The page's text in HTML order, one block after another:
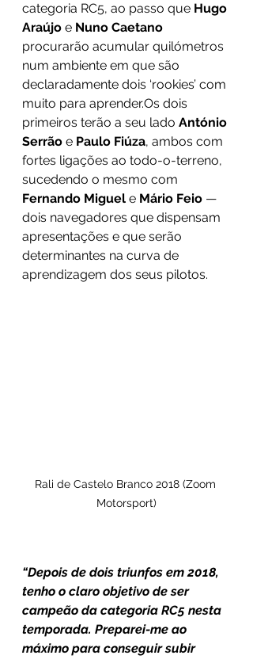
categoria RC5, ao passo que Hugo
Araújo e Nuno Caetano
procurarão acumular quilómetros
num ambiente em que são
declaradamente dois ‘rookies’ com
muito para aprender.Os dois
primeiros terão a seu lado António
Serrão e Paulo Fiúza, ambos com
fortes ligações ao todo-o-terreno,
sucedendo o mesmo com
Fernando Miguel e Mário Feio —
dois navegadores que dispensam
apresentações e que serão
determinantes na curva de
aprendizagem dos seus pilotos.
Rali de Castelo Branco 2018 (Zoom
Motorsport)
“Depois de dois triunfos em 2018,
tenho o claro objetivo de ser
campeão da categoria RC5 nesta
temporada. Preparei-me ao
máximo para conseguir subir